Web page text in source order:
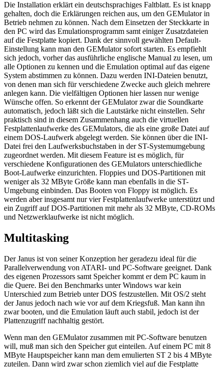
Die Installation erklärt ein deutschsprachiges Faltblatt. Es ist knapp
gehalten, doch die Erklärungen reichen aus, um den GEMulator in
Betrieb nehmen zu können. Nach dem Einsetzen der Steckkarte in
den PC wird das Emulationsprogramm samt einiger Zusatzdateien
auf die Festplatte kopiert. Dank der sinnvoll gewählten Default-
Einstellung kann man den GEMulator sofort starten. Es empfiehlt
sich jedoch, vorher das ausführliche englische Manual zu lesen, um
alle Optionen zu kennen und die Emulation optimal auf das eigene
System abstimmen zu können. Dazu werden INI-Dateien benutzt,
von denen man sich für verschiedene Zwecke auch gleich mehrere
anlegen kann. Die vielfältigen Optionen hier lassen nur wenige
Wünsche offen. So erkennt der GEMulator zwar die Soundkarte
automatisch, jedoch läßt sich die Lautstärke nicht einstellen. Sehr
praktisch sind in diesem Zusammenhang auch die virtuellen
Festplattenlaufwerke des GEMulators, die als eine große Datei auf
einem DOS-Laufwerk abgelegt werden. Sie können über die INI-
Datei frei den Laufwerksbuchstaben in der ST-Systemumgebung
zugeordnet werden. Mit diesem Feature ist es möglich, für
verschiedene Konfigurationen des GEMulators unterschiedliche
Boot-Laufwerke einzurichten. Floppies und DOS-Partitionen mit
weniger als 32 MByte Größe kann man ebenfalls in die ST-
Umgebung einbinden. Das Booten von Floppy ist möglich. Es
werden aber insgesamt nur vier Festplattenlaufwerke unterstützt und
ein Zugriff auf DOS-Partitionen mit mehr als 32 MByte, CD-ROMs
und Netzwerklaufwerke ist nicht möglich.
Multitasking
Der Janus ist von seiner Konzeption her geradezu ideal für die
Parallelverwendung von ATARI- und PC-Software geeignet. Dank
des eigenen Prozessors samt Speicher kommt er dem PC kaum in
die Quere. Bei den Benchmarks unter Windows war kein
Unterschied zum Betrieb unter DOS festzustellen. Mit OS/2 steht
der Janus jedoch nach wie vor auf dem Kriegsfuß. Man kann ihn
zwar booten, und die Emulation läuft auch stabil, jedoch ist der
Plattenzugriff nachhaltig gestört.
Wenn man den GEMulator zusammen mit PC-Software benutzen
will, muß man sich den Speicher gut einteilen. Auf einem PC mit 8
MByte Hauptspeicher kann man dem emulierten ST 2 bis 4 MByte
zuteilen. Dann wird zwar schon ziemlich viel auf die Festplatte